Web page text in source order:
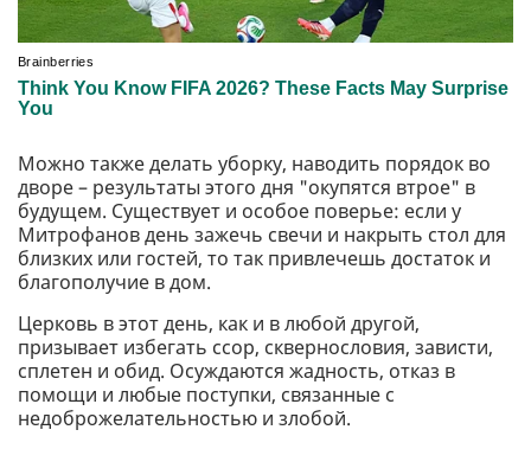
Можно также делать уборку, наводить порядок во
дворе – результаты этого дня "окупятся втрое" в
будущем. Существует и особое поверье: если у
Митрофанов день зажечь свечи и накрыть стол для
близких или гостей, то так привлечешь достаток и
благополучие в дом.
Церковь в этот день, как и в любой другой,
призывает избегать ссор, сквернословия, зависти,
сплетен и обид. Осуждаются жадность, отказ в
помощи и любые поступки, связанные с
недоброжелательностью и злобой.